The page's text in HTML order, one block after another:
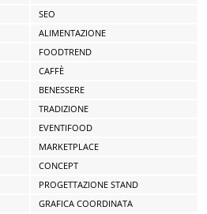
SEO
ALIMENTAZIONE
FOODTREND
CAFFÈ
BENESSERE
TRADIZIONE
EVENTIFOOD
MARKETPLACE
CONCEPT
PROGETTAZIONE STAND
GRAFICA COORDINATA